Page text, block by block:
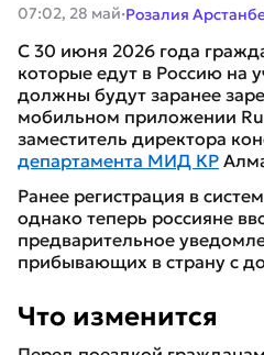
07:02, 28 май·Розалия
С 30 июня 2026 года
которые едут в Россию на
должны будут заранее
мобильном приложении
заместитель директора
департамента МИД КР
Ранее регистрация в
однако теперь россияне
предварительное
прибывающих в страну с
Что изменится